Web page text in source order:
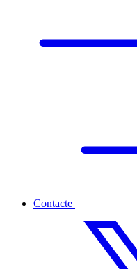
Contacte